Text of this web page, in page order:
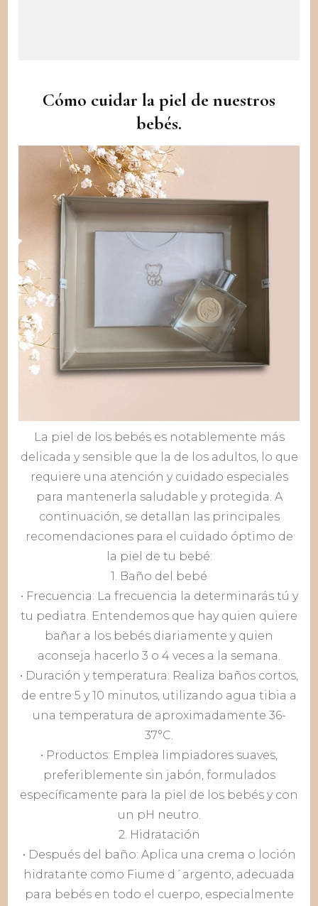
Cómo cuidar la piel de nuestros
bebés.
La piel de los bebés es notablemente más
delicada y sensible que la de los adultos, lo que
requiere una atención y cuidado especiales
para mantenerla saludable y protegida. A
continuación, se detallan las principales
recomendaciones para el cuidado óptimo de
la piel de tu bebé:
1. Baño del bebé
• Frecuencia: La frecuencia la determinarás tú y
tu pediatra. Entendemos que hay quien quiere
bañar a los bebés diariamente y quien
aconseja hacerlo 3 o 4 veces a la semana.
• Duración y temperatura: Realiza baños cortos,
de entre 5 y 10 minutos, utilizando agua tibia a
una temperatura de aproximadamente 36-
37°C.
• Productos: Emplea limpiadores suaves,
preferiblemente sin jabón, formulados
específicamente para la piel de los bebés y con
un pH neutro.
2. Hidratación
• Después del baño: Aplica una crema o loción
hidratante como Fiume d´argento, adecuada
para bebés en todo el cuerpo, especialmente